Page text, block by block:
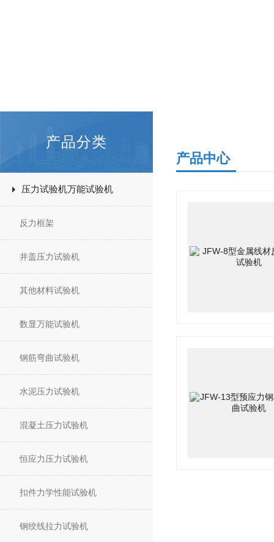
产品分类
压力试验机万能试验机
反力框架
井盖压力试验机
其他材料试验机
数显万能试验机
钢筋弯曲试验机
水泥压力试验机
混凝土压力试验机
恒应力压力试验机
扣件力学性能试验机
钢绞线拉力试验机
产品中心